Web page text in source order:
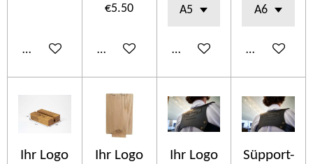
Add to cart
€5.50
Add to cart Add to cart Add to cart
Ihr Logo
Ihr Logo
Ihr Logo
Süpport-